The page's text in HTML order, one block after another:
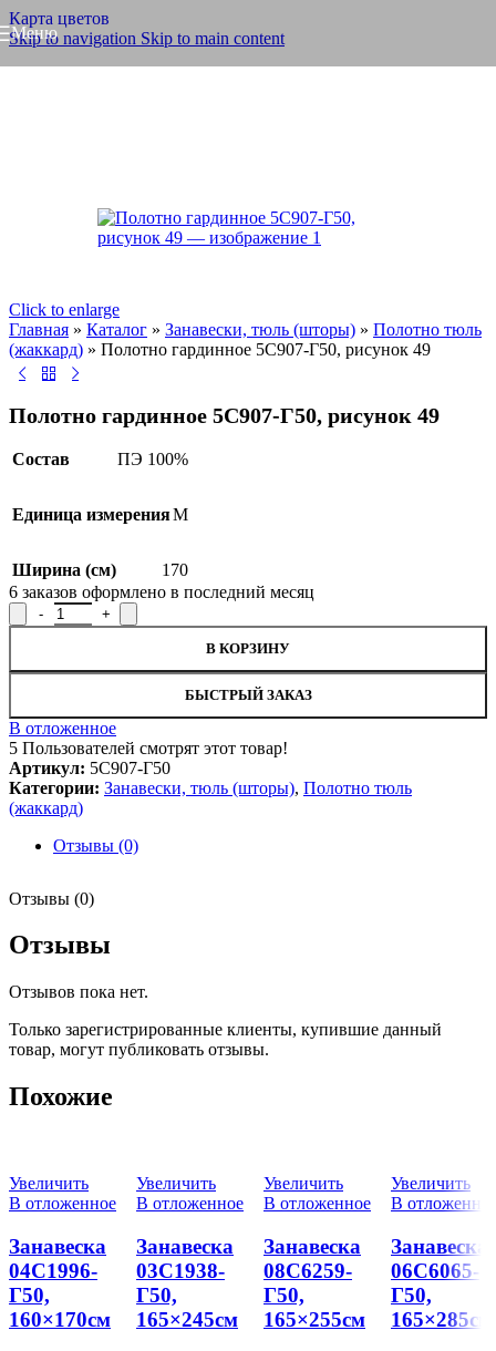
Карта цветов
Skip to navigation Skip to main content
Меню
Click to enlarge
Главная » Каталог » Занавески, тюль (шторы) » Полотно тюль
(жаккард) » Полотно гардинное 5С907-Г50, рисунок 49
Полотно гардинное 5С907-Г50, рисунок 49
Состав ПЭ 100%
Единица измеренияМ
Ширина (см)
170
6 заказов оформлено в последний месяц
Количество товара Полотно гардинное 5С907-Г50, рисунок 49
В КОРЗИНУ
БЫСТРЫЙ ЗАКАЗ
В отложенное
5 Пользователей смотрят этот товар!
Артикул: 5С907-Г50
Категории: Занавески, тюль (шторы), Полотно тюль
(жаккард)
Отзывы (0)
Отзывы (0)
Отзывы
Отзывов пока нет.
Только зарегистрированные клиенты, купившие данный
товар, могут публиковать отзывы.
Похожие
Увеличить
В отложенное
Занавеска
04С1996-
Г50,
160×170см
Увеличить
В отложенное
Занавеска
03С1938-
Г50,
165×245см
Увеличить
В отложенное
Занавеска
08С6259-
Г50,
165×255см
Увеличить
В
Занавеска
06С6065-
Г50,
165×285см